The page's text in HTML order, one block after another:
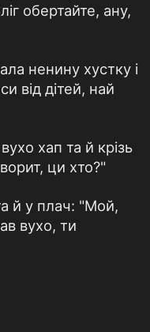
обертайте, ану,
ненину хустку і
від дітей, най
хап та й крізь
ци хто?"
й у плач: "Мой,
вухо, ти